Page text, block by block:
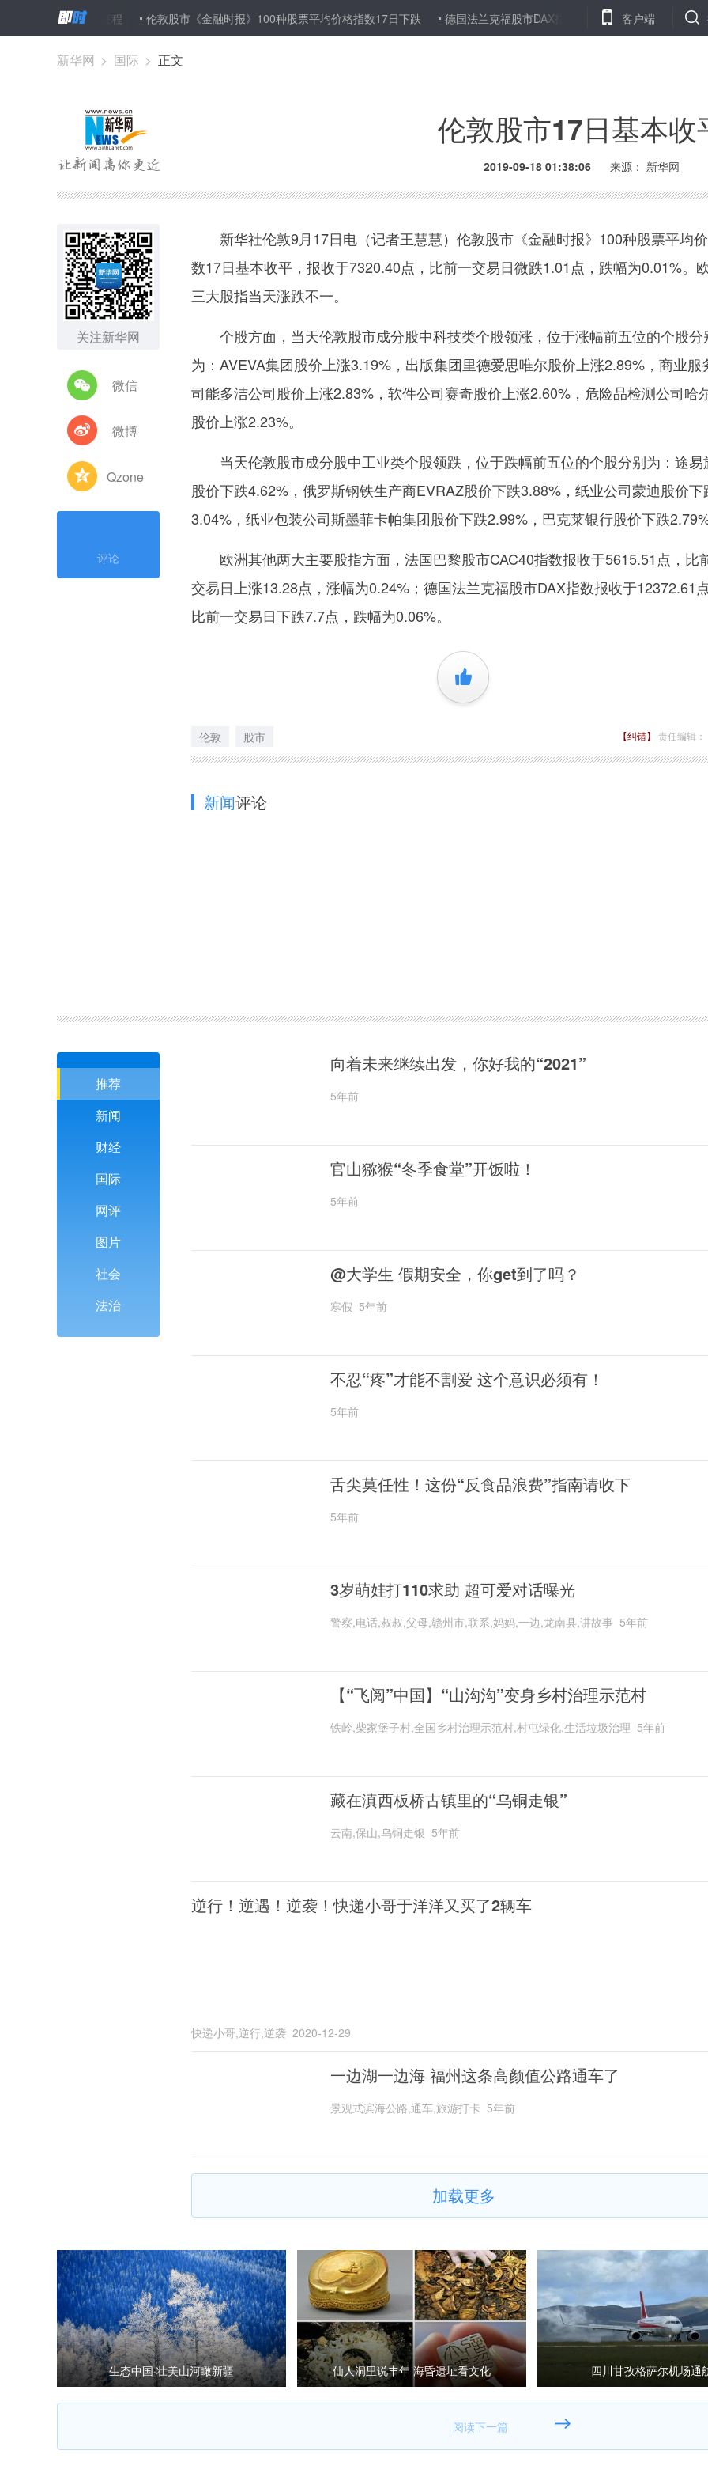
行示范区新征程 伦敦股市《金融时报》100种股票平均价格指数17日下跌 德国法兰克福股市DAX指数17日下跌 巴黎股市CAC40指
客户端
新华网 > 国际 > 正文
伦敦股市17日基本收
2019-09-18 01:38:06 来源： 新华网
关注新华网
微信
微博
Qzone
评论
新华社伦敦9月17日电（记者王慧慧）伦敦股市《金融时报》100种股票平均
数17日基本收平，报收于7320.40点，比前一交易日微跌1.01点，跌幅为0.01%。
三大股指当天涨跌不一。
个股方面，当天伦敦股市成分股中科技类个股领涨，位于涨幅前五位的个股分
为：AVEVA集团股价上涨3.19%，出版集团里德爱思唯尔股价上涨2.89%，商业服
司能多洁公司股价上涨2.83%，软件公司赛奇股价上涨2.60%，危险品检测公司哈
股价上涨2.23%。
当天伦敦股市成分股中工业类个股领跌，位于跌幅前五位的个股分别为：途易
股价下跌4.62%，俄罗斯钢铁生产商EVRAZ股价下跌3.88%，纸业公司蒙迪股价下
3.04%，纸业包装公司斯墨菲卡帕集团股价下跌2.99%，巴克莱银行股价下跌
欧洲其他两大主要股指方面，法国巴黎股市CAC40指数报收于5615.51点，比
交易日上涨13.28点，涨幅为0.24%；德国法兰克福股市DAX指数报收于12372.61
比前一交易日下跌7.7点，跌幅为0.06%。
+1
伦敦 股市 【纠错】 责任编辑
新闻评论
推荐
新闻
财经
国际
网评
图片
社会
法治
向着未来继续出发，你好我的“2021”
5年前
官山猕猴“冬季食堂”开饭啦！
5年前
@大学生 假期安全，你get到了吗？
寒假 5年前
不忍“疼”才能不割爱 这个意识必须有！
5年前
舌尖莫任性！这份“反食品浪费”指南请收下
5年前
3岁萌娃打110求助 超可爱对话曝光
警察,电话,叔叔,父母,赣州市,联系,妈妈,一边,龙南县,讲故事 5年前
【“飞阅”中国】“山沟沟”变身乡村治理示范村
铁岭,柴家堡子村,全国乡村治理示范村,村屯绿化,生活垃圾治理 5年前
藏在滇西板桥古镇里的“乌铜走银”
云南,保山,乌铜走银 5年前
逆行！逆遇！逆袭！快递小哥于洋洋又买了2辆车
快递小哥,逆行,逆袭 2020-12-29
一边湖一边海 福州这条高颜值公路通车了
景观式滨海公路,通车,旅游打卡 5年前
加载更多
生态中国·壮美山河瞰新疆 仙人洞里说丰年 海昏遗址看文化 四川甘孜格萨尔机场通